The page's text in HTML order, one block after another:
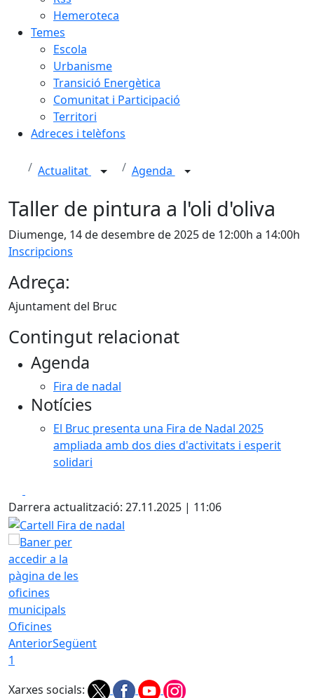
Hemeroteca
Temes
Escola
Urbanisme
Transició Energètica
Comunitat i Participació
Territori
Adreces i telèfons
Actualitat Agenda
Taller de pintura a l'oli d'oliva
Diumenge, 14 de desembre de 2025 de 12:00h a 14:00h
Inscripcions
Adreça:
Ajuntament del Bruc
Contingut relacionat
Agenda
Fira de nadal
Notícies
El Bruc presenta una Fira de Nadal 2025
ampliada amb dos dies d'activitats i esperit
solidari
Darrera actualització: 27.11.2025 | 11:06
Cartell Fira de nadal
Oficines
AnteriorSegüent
1
Xarxes socials: